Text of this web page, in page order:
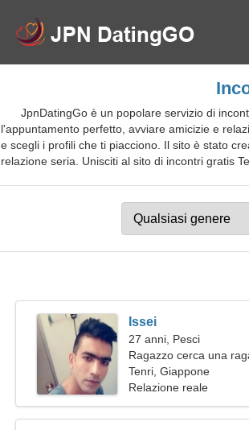
JpnDatingGo è un popolare servizio di
l'appuntamento perfetto, avviare amicizie e
e scegli i profili che ti piacciono. Il sito è stato
relazione seria. Unisciti al sito di incontri gratis
Issei
27 anni, Pesci
Ragazzo cerca una
Tenri, Giappone
Relazione reale